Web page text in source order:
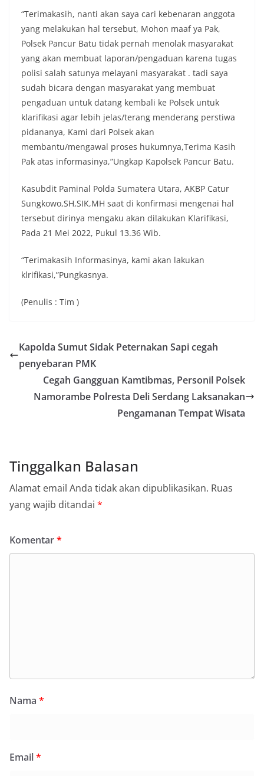
“Terimakasih, nanti akan saya cari kebenaran anggota
yang melakukan hal tersebut, Mohon maaf ya Pak,
Polsek Pancur Batu tidak pernah menolak masyarakat
yang akan membuat laporan/pengaduan karena tugas
polisi salah satunya melayani masyarakat . tadi saya
sudah bicara dengan masyarakat yang membuat
pengaduan untuk datang kembali ke Polsek untuk
klarifikasi agar lebih jelas/terang menderang perstiwa
pidananya, Kami dari Polsek akan
membantu/mengawal proses hukumnya,Terima Kasih
Pak atas informasinya,”Ungkap Kapolsek Pancur Batu.
Kasubdit Paminal Polda Sumatera Utara, AKBP Catur
Sungkowo,SH,SIK,MH saat di konfirmasi mengenai hal
tersebut dirinya mengaku akan dilakukan Klarifikasi,
Pada 21 Mei 2022, Pukul 13.36 Wib.
“Terimakasih Informasinya, kami akan lakukan
klrifikasi,”Pungkasnya.
(Penulis : Tim )
Kapolda Sumut Sidak Peternakan Sapi cegah
penyebaran PMK
Cegah Gangguan Kamtibmas, Personil Polsek
Namorambe Polresta Deli Serdang Laksanakan
Pengamanan Tempat Wisata
Tinggalkan Balasan
Alamat email Anda tidak akan dipublikasikan. Ruas
yang wajib ditandai *
Komentar*
Nama *
Email*